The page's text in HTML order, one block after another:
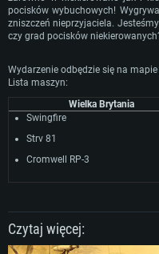
pocisków wybuchowych!
zniszczeń nieprzyjaciela.
czy grad pocisków
Wydarzenie odbędzie się na mapie
Lista maszyn:
Wielka Brytania
Swingfire
Strv 81
Cromwell RP-3
Czytaj więcej: